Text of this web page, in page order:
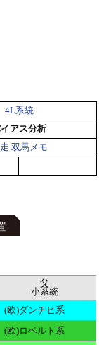
4L系統
アス分析
双馬メモ
父
小系統
(欧)ダンチヒ系
(欧)ロベルト系